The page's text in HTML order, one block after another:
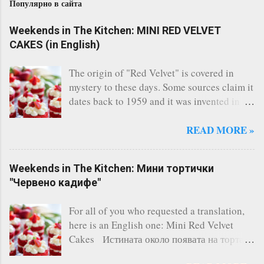
Популярно в сайта
Weekends in The Kitchen: MINI RED VELVET
CAKES (in English)
The origin of "Red Velvet" is covered in
mystery to these days. Some sources claim it
dates back to 1959 and it was invented in
Astoria - New York. Others say, a Canadian
considered one of the most famous cakes
and indeed it's one of the most delicious I
recipes online, however I always follow this
one and it has never failed me. A three-layer
cake is the perfect solution for any occasion
READ MORE »
Weekends in The Kitchen: Мини тортички
"Червено кадифе"
For all of you who requested a translation,
here is an English one: Mini Red Velvet
Cakes Истината около появата на тортата